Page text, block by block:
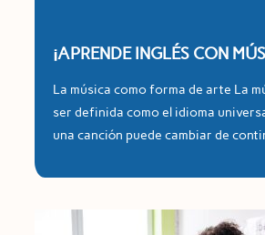
¡APRENDE INGLÉS CON
La música como forma de arte La
ser definida como el idioma
una canción puede cambiar de